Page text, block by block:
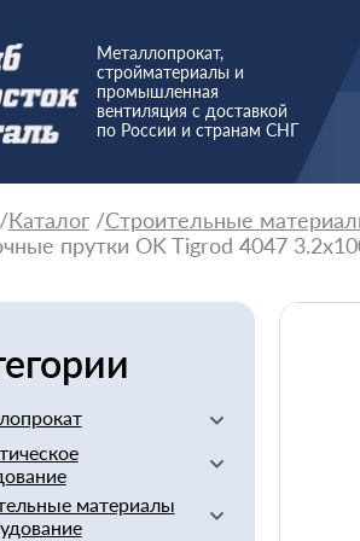
Металлопрокат,
стройматериалы и
промышленная
вентиляция с доставкой
по России и странам СНГ
Каталог Строительные
прутки OK Tigrod 4047
материалы